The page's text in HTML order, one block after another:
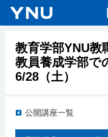
教育学部YNU教
教員養成学部で
6/28（土）
公開講座一覧